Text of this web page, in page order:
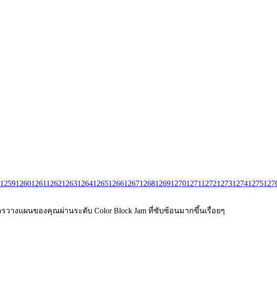
12591260126112621263126412651266126712681269127012711272127312741275
งแผนของคุณผ่านระดับ Color Block Jam ที่ซับซ้อนมากขึ้นเรื่อยๆ